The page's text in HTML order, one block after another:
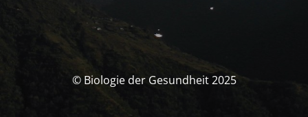
© Biologie der Gesundheit 2025